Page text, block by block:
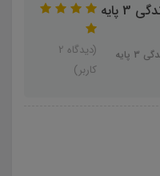
تست کتاب راهنما معلم دین و زندگی 3 پایه
مجموعه تست کتاب راهنما معلم دین و زندگی 3 پایه
(دیدگاه 2
کاربر)